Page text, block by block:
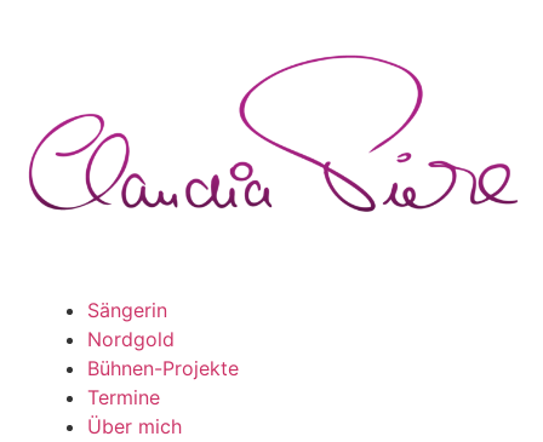
Sängerin
Nordgold
Bühnen-Projekte
Termine
Über mich